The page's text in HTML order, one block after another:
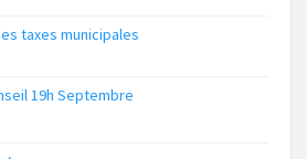
taxes municipales
19h Septembre